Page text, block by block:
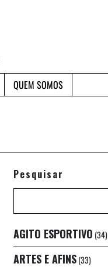
QUEM SOMOS
Pesquisar
AGITO ESPORTIVO (34)
ARTES E AFINS(33)